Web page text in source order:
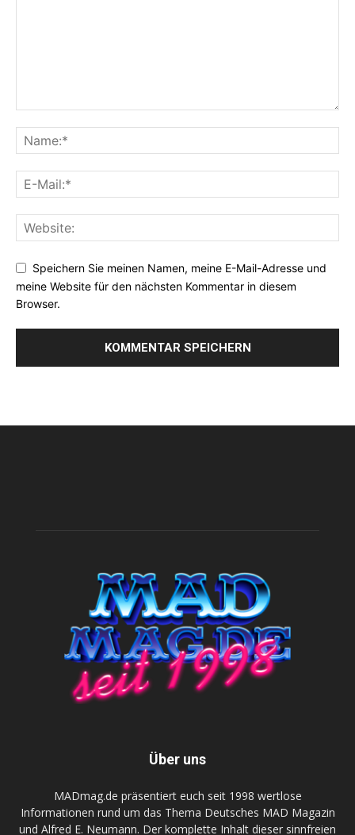
Speichern Sie meinen Namen, meine E-Mail-Adresse und
meine Website für den nächsten Kommentar in diesem
Browser.
Über uns
MADmag.de präsentiert euch seit 1998 wertlose
Informationen rund um das Thema Deutsches MAD Magazin
und Alfred E. Neumann. Der komplette Inhalt dieser sinnfreien